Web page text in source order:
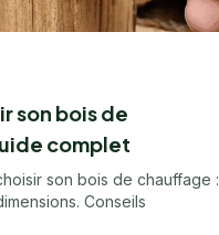
son bois de
complet
son bois de chauffage :
Conseils